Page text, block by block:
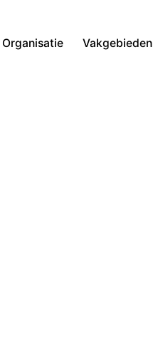
Organisatie Vakgebieden